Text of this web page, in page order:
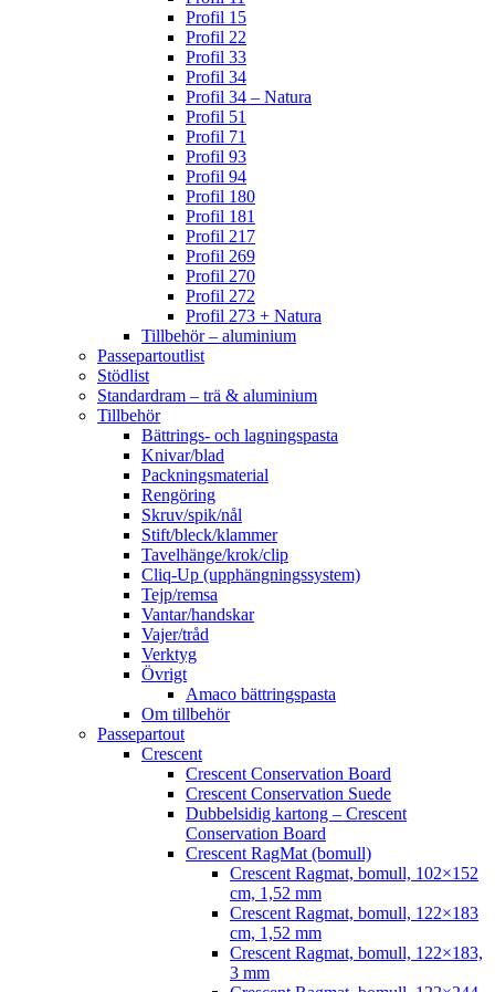
Profil 15
Profil 22
Profil 33
Profil 34
Profil 34 – Natura
Profil 51
Profil 71
Profil 93
Profil 94
Profil 180
Profil 181
Profil 217
Profil 269
Profil 270
Profil 272
Profil 273 + Natura
Tillbehör – aluminium
Passepartoutlist
Stödlist
Standardram – trä & aluminium
Tillbehör
Bättrings- och lagningspasta
Knivar/blad
Packningsmaterial
Rengöring
Skruv/spik/nål
Stift/bleck/klammer
Tavelhänge/krok/clip
Cliq-Up (upphängningssystem)
Tejp/remsa
Vantar/handskar
Vajer/tråd
Verktyg
Övrigt
Amaco bättringspasta
Om tillbehör
Passepartout
Crescent
Crescent Conservation Board
Crescent Conservation Suede
Dubbelsidig kartong – Crescent
Conservation Board
Crescent RagMat (bomull)
Crescent Ragmat, bomull, 102×152
cm, 1,52 mm
Crescent Ragmat, bomull, 122×183
cm, 1,52 mm
Crescent Ragmat, bomull, 122×183,
3 mm